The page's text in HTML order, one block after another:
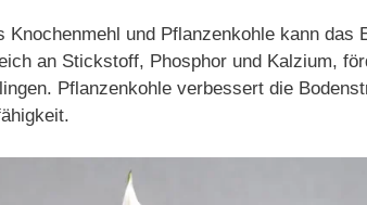
Knochenmehl und Pflanzenkohle kann das
an Stickstoff, Phosphor und Kalzium,
Pflanzenkohle verbessert die